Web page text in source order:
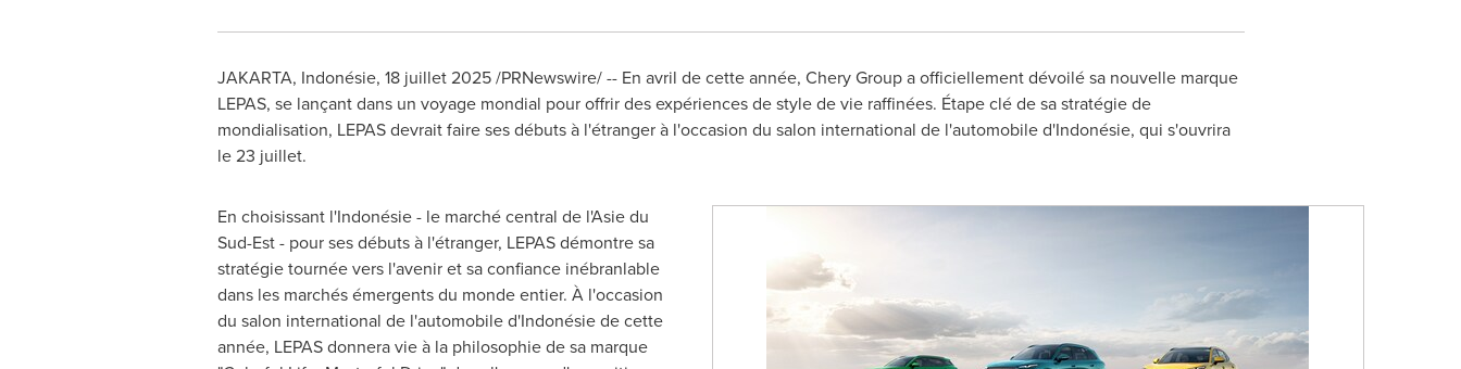
JAKARTA, Indonésie, 18 juillet 2025/PRNewswire/ -- En avril de cette année, Chery Group a officiellement dévoilé sa nouvelle marque
LEPAS, se lançant dans un voyage mondial pour offrir des expériences de style de vie raffinées. Étape clé de sa stratégie de
mondialisation, LEPAS devrait faire ses débuts à l'étranger à l'occasion du salon international de l'automobile d'Indonésie, qui s'ouvrira
le 23 juillet.
En choisissant l'Indonésie - le marché central de l'Asie du
Sud-Est - pour ses débuts à l'étranger, LEPAS démontre sa
stratégie tournée vers l'avenir et sa confiance inébranlable
dans les marchés émergents du monde entier. À l'occasion
du salon international de l'automobile d'Indonésie de cette
année, LEPAS donnera vie à la philosophie de sa marque